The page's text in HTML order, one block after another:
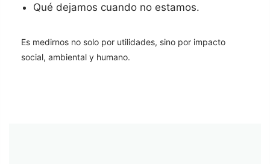
Qué dejamos cuando no estamos.
Es medirnos no solo por utilidades, sino por impacto
social, ambiental y humano.